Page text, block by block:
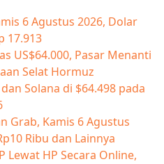
6 Agustus 2026, Dolar
17.913
US$64.000, Pasar Menanti
Selat Hormuz
Solana di $64.498 pada
Grab, Kamis 6 Agustus
Ribu dan Lainnya
Lewat HP Secara Online,